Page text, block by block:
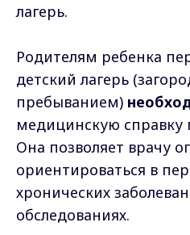
лагерь.
Родителям ребенка
детский лагерь
пребыванием)
медицинскую
Она позволяет врачу
ориентироваться в
хронических
обследованиях.